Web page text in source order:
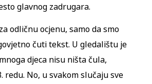
glavnog zadrugara.
odličnu ocjenu, samo da smo
čuti tekst. U gledalištu je
djeca nisu ništa čula,
redu. No, u svakom slučaju sve